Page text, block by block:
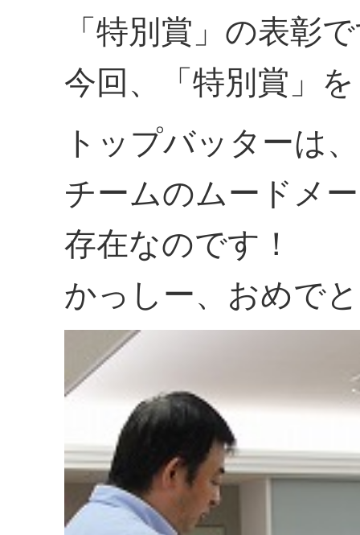
「特別賞」の表彰
今回、「特別賞」
トップバッターは
チームのムードメ
存在なのです！
かっしー、おめで